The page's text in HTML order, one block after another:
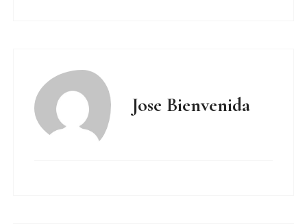
Jose Bienvenida